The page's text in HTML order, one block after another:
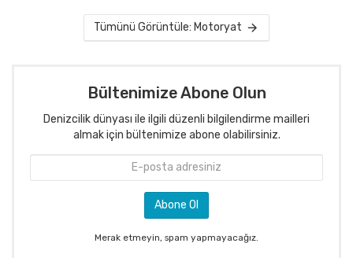
Tümünü Görüntüle: Motoryat
Bültenimize Abone Olun
Denizcilik dünyası ile ilgili düzenli bilgilendirme mailleri
almak için bültenimize abone olabilirsiniz.
Merak etmeyin, spam yapmayacağız.